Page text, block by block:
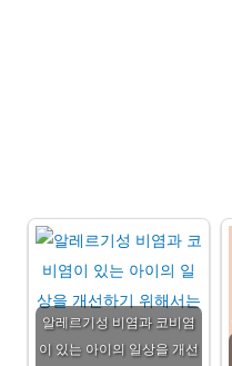
알레르기성 비염과 코비염
이 있는 아이의 일상을 개선